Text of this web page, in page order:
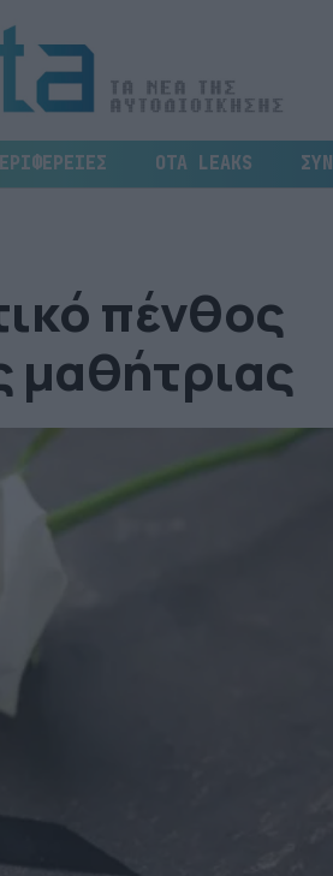
OTA LEAKS
πένθος
μαθήτριας